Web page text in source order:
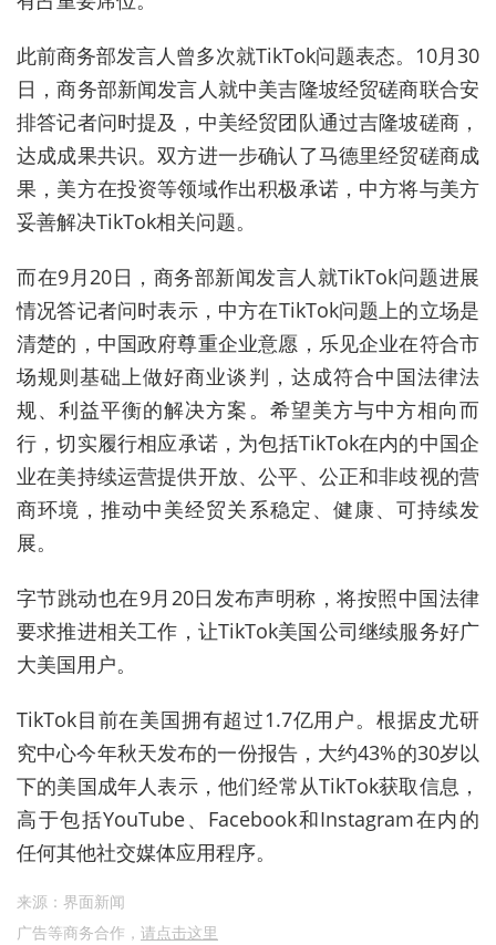
此前商务部发言人曾多次就TikTok问题表态。10月30
日，商务部新闻发言人就中美吉隆坡经贸磋商联合安
排答记者问时提及，中美经贸团队通过吉隆坡磋商，
达成成果共识。双方进一步确认了马德里经贸磋商成
果，美方在投资等领域作出积极承诺，中方将与美方
妥善解决TikTok相关问题。
而在9月20日，商务部新闻发言人就TikTok问题进展
情况答记者问时表示，中方在TikTok问题上的立场是
清楚的，中国政府尊重企业意愿，乐见企业在符合市
场规则基础上做好商业谈判，达成符合中国法律法
规、利益平衡的解决方案。希望美方与中方相向而
行，切实履行相应承诺，为包括TikTok在内的中国企
业在美持续运营提供开放、公平、公正和非歧视的营
商环境，推动中美经贸关系稳定、健康、可持续发
展。
字节跳动也在9月20日发布声明称，将按照中国法律
要求推进相关工作，让TikTok美国公司继续服务好广
大美国用户。
TikTok目前在美国拥有超过1.7亿用户。根据皮尤研
究中心今年秋天发布的一份报告，大约43%的30岁以
下的美国成年人表示，他们经常从TikTok获取信息，
高于包括YouTube、Facebook和Instagram在内的
任何其他社交媒体应用程序。
来源：界面新闻
广告等商务合作， 请点击这里